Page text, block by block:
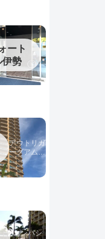
ート
伊勢
アウトリガ
ーグアム宿
泊記
エンバシ